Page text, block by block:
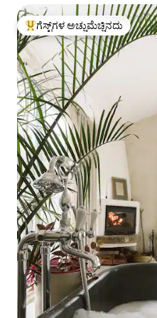
ಗೆಸ್ಟ್‌ಗಳಿಗೆ ಅತಿ ಹೆಚ್ಚು ಅಚ್ಚುಮೆಚ್ಚಿನದು
ಗೆಸ್ಟ್‌ಗಳ ಅಚ್ಚುಮೆಚ್ಚಿನದು